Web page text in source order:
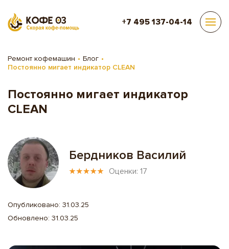
+7 495 137-04-14
Ремонт кофемашин
Блог
Постоянно мигает индикатор CLEAN
Постоянно мигает индикатор
CLEAN
Бердников Василий
Оценки: 17
Опубликовано: 31.03.25
Обновлено: 31.03.25